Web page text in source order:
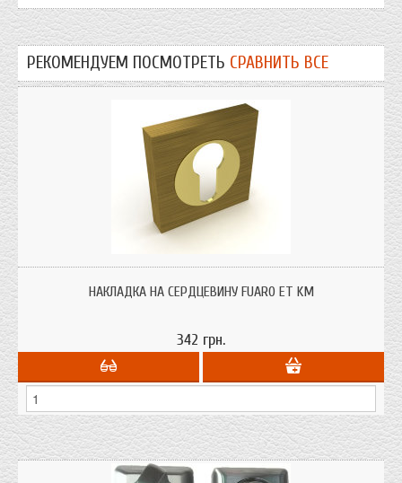
РЕКОМЕНДУЕМ ПОСМОТРЕТЬ СРАВНИТЬ ВСЕ
цилиндр дверного замка.НАКЛАДКА НА СЕРДЦЕВИНУ FUARO ET KM
342 грн.